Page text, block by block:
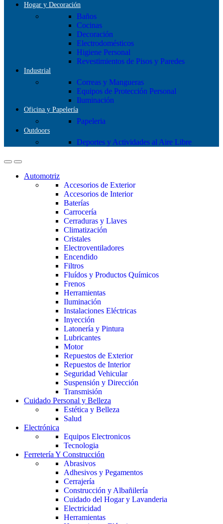
Hogar y Decoración
Baños
Cocinas
Decoración
Electrodomésticos
Higiene Personal
Revestimientos de Pisos y Paredes
Industrial
Correas y Mangueras
Equipos de Protección Personal
Iluminación
Oficina y Papelería
Papeleria
Outdoors
Deportes y Actividades al Aire Libre
Automotriz
Accesorios de Exterior
Accesorios de Interior
Baterías
Carrocería
Cerraduras y Llaves
Climatización
Cristales
Electroventiladores
Encendido
Filtros
Fluídos y Productos Químicos
Frenos
Herramientas
Iluminación
Instalaciones Eléctricas
Inyección
Latonería y Pintura
Lubricantes
Motor
Repuestos de Exterior
Repuestos de Interior
Seguridad Vehicular
Suspensión y Dirección
Transmisión
Cuidado Personal y Belleza
Estética y Belleza
Salud
Electrónica
Equipos Electronicos
Tecnologia
Ferretería Y Construcción
Abrasivos
Adhesivos y Pegamentos
Cerrajería
Construcción y Albañilería
Cuidado del Hogar y Lavanderia
Electricidad
Herramientas